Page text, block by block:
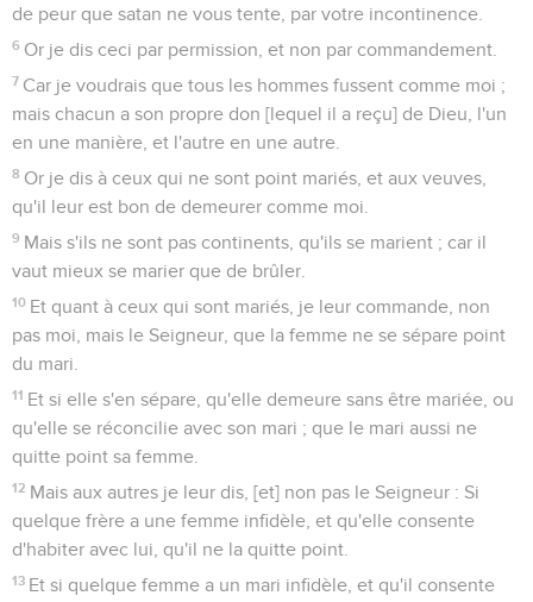
de peur que satan ne vous tente, par votre incontinence.
6 Or je dis ceci par permission, et non par commandement.
7 Car je voudrais que tous les hommes fussent comme moi ;
mais chacun a son propre don [lequel il a reçu] de Dieu, l'un
en une manière, et l'autre en une autre.
8 Or je dis à ceux qui ne sont point mariés, et aux veuves,
qu'il leur est bon de demeurer comme moi.
9 Mais s'ils ne sont pas continents, qu'ils se marient ; car il
vaut mieux se marier que de brûler.
10 Et quant à ceux qui sont mariés, je leur commande, non
pas moi, mais le Seigneur, que la femme ne se sépare point
du mari.
11 Et si elle s'en sépare, qu'elle demeure sans être mariée, ou
qu'elle se réconcilie avec son mari ; que le mari aussi ne
quitte point sa femme.
12 Mais aux autres je leur dis, [et] non pas le Seigneur : Si
quelque frère a une femme infidèle, et qu'elle consente
d'habiter avec lui, qu'il ne la quitte point.
13 Et si quelque femme a un mari infidèle, et qu'il consente